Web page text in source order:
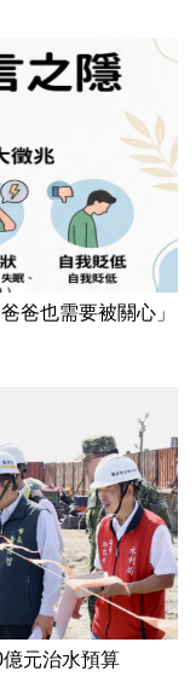
爸也需要被關心」
元治水預算